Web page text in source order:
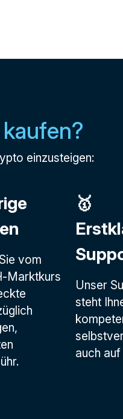
einzusteigen:
vom
Marktkurs
🥇
Unser
steht
auch